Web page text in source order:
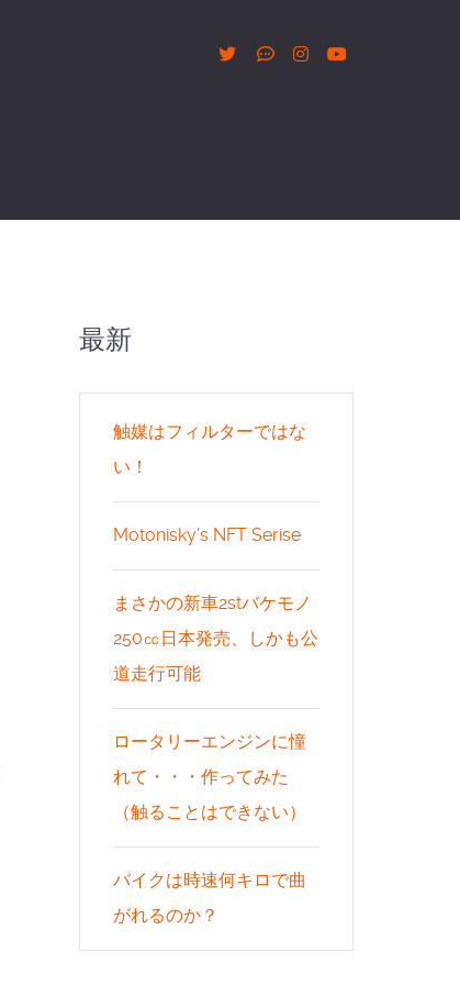
最新
触媒はフィルターではな
い！
Motonisky's NFT Serise
まさかの新車2stバケモノ
250㏄日本発売、しかも公
道走行可能
ロータリーエンジンに憧
れて・・・作ってみた
（触ることはできない）
バイクは時速何キロで曲
がれるのか？